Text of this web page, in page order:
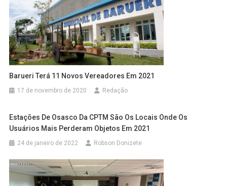
Barueri Terá 11 Novos Vereadores Em 2021
17 de novembro de 2020 Redação
Estações De Osasco Da CPTM São Os Locais Onde Os
Usuários Mais Perderam Objetos Em 2021
24 de janeiro de 2022 Robson Donizete